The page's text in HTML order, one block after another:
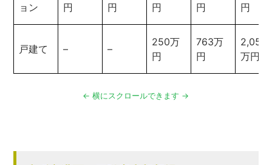
ョン
円
円
円
円
円
戸建て – –
250万
円
763万
円
2,055
万円